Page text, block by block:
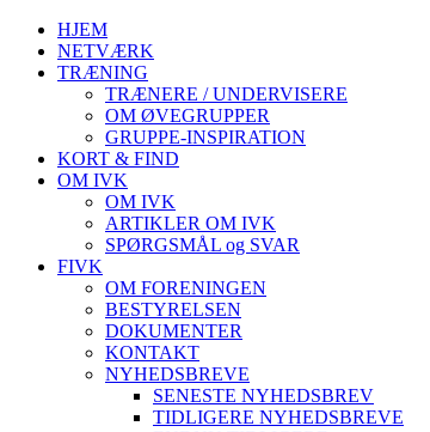
HJEM
NETVÆRK
TRÆNING
TRÆNERE / UNDERVISERE
OM ØVEGRUPPER
GRUPPE-INSPIRATION
KORT & FIND
OM IVK
OM IVK
ARTIKLER OM IVK
SPØRGSMÅL og SVAR
FIVK
OM FORENINGEN
BESTYRELSEN
DOKUMENTER
KONTAKT
NYHEDSBREVE
SENESTE NYHEDSBREV
TIDLIGERE NYHEDSBREVE